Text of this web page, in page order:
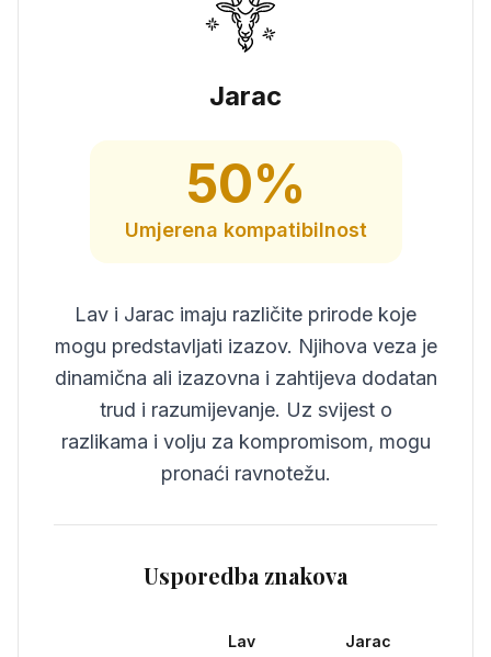
Jarac
50%
Umjerena kompatibilnost
Lav i Jarac imaju različite prirode koje
mogu predstavljati izazov. Njihova veza je
dinamična ali izazovna i zahtijeva dodatan
trud i razumijevanje. Uz svijest o
razlikama i volju za kompromisom, mogu
pronaći ravnotežu.
Usporedba znakova
Lav Jarac